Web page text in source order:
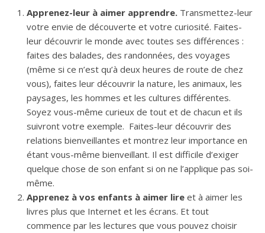
Apprenez-leur à aimer apprendre. Transmettez-leur
votre envie de découverte et votre curiosité. Faites-
leur découvrir le monde avec toutes ses différences :
faites des balades, des randonnées, des voyages
(même si ce n’est qu’à deux heures de route de chez
vous), faites leur découvrir la nature, les animaux, les
paysages, les hommes et les cultures différentes.
Soyez vous-même curieux de tout et de chacun et ils
suivront votre exemple. Faites-leur découvrir des
relations bienveillantes et montrez leur importance en
étant vous-même bienveillant. Il est difficile d’exiger
quelque chose de son enfant si on ne l’applique pas soi-
même.
Apprenez à vos enfants à aimer lire et à aimer les
livres plus que Internet et les écrans. Et tout
commence par les lectures que vous pouvez choisir